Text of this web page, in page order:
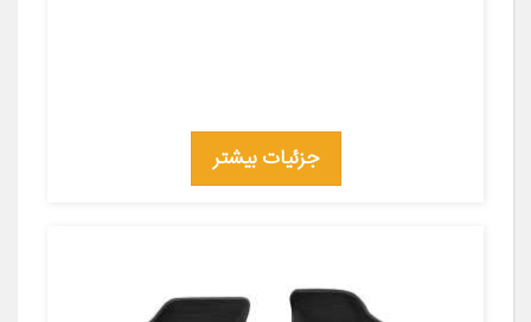
جزئیات بیشتر